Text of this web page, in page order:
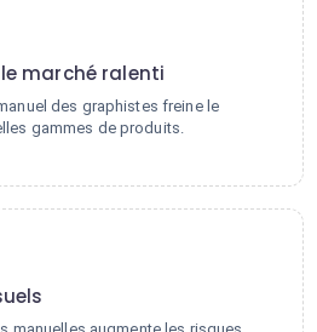
marché ralenti
des graphistes freine le
gammes de produits.